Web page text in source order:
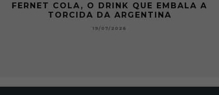
FERNET COLA, O DRINK QUE EMBALA A
TORCIDA DA ARGENTINA
19/07/2026